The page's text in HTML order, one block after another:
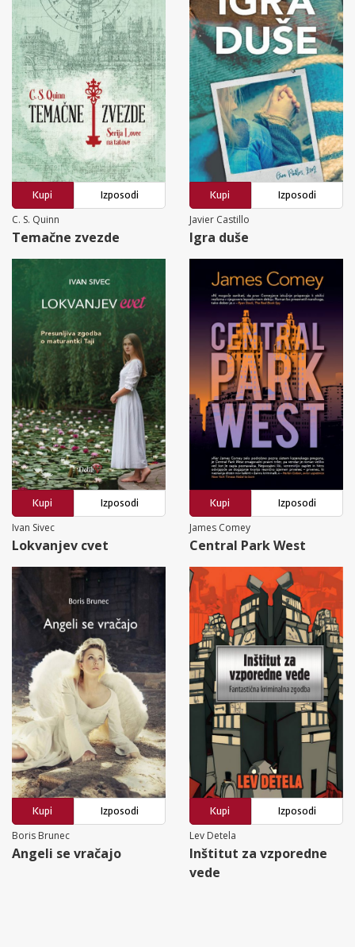
Kupi
Izposodi
C. S. Quinn
Temačne zvezde
Kupi
Izposodi
Javier Castillo
Igra duše
Kupi
Izposodi
Ivan Sivec
Lokvanjev cvet
Kupi
Izposodi
James Comey
Central Park West
Kupi
Izposodi
Boris Brunec
Angeli se vračajo
Kupi
Izposodi
Lev Detela
Inštitut za vzporedne
vede